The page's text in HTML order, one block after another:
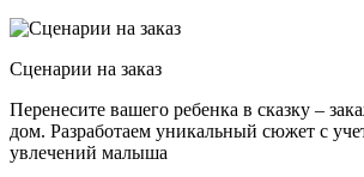
Сценарии на заказ
Перенесите вашего ребенка в сказку –
дом. Разработаем уникальный сюжет с
увлечений малыша